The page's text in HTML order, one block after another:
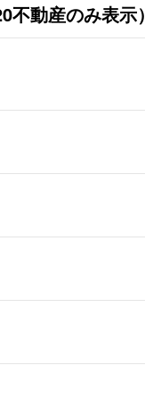
動産のみ表示）